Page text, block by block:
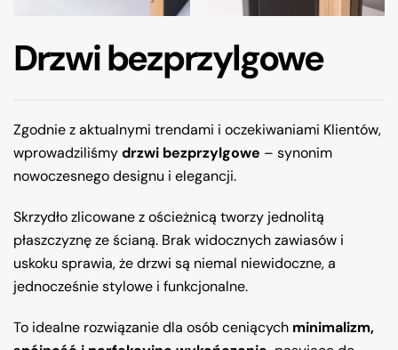
Drzwi bezprzylgowe
Zgodnie z aktualnymi trendami i oczekiwaniami Klientów,
wprowadziliśmydrzwi bezprzylgowe – synonim
nowoczesnego designu i elegancji.
Skrzydło zlicowane z ościeżnicą tworzy jednolitą
płaszczyznę ze ścianą. Brak widocznych zawiasów i
uskoku sprawia, że drzwi są niemal niewidoczne, a
jednocześnie stylowe i funkcjonalne.
To idealne rozwiązanie dla osób ceniących minimalizm,